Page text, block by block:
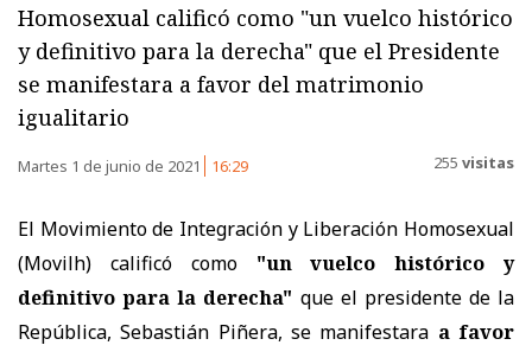
Homosexual calificó como "un vuelco histórico
y definitivo para la derecha" que el Presidente
se manifestara a favor del matrimonio
igualitario
Martes 1 de junio de 2021 16:29 255 visitas
El Movimiento de Integración y Liberación Homosexual
(Movilh) calificó como"un vuelco histórico y
definitivo para la derecha" que el presidente de la
República, Sebastián Piñera, se manifestara a favor